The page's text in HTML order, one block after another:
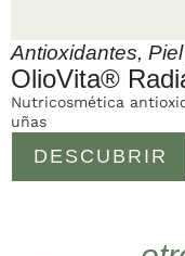
Antioxidantes,
OlioVita®
DESCUBRIR
Nutricosmética
uñas